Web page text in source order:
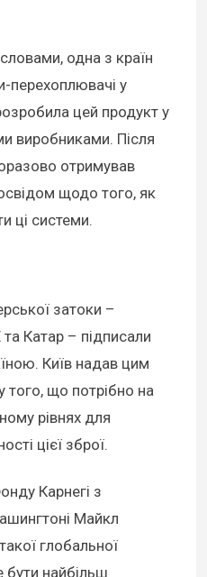
одна з країн
перехоплювачі у
цей продукт у
виробниками. Після
отримував
щодо того, як
ці системи.
затоки –
Катар – підписали
Київ надав цим
того, що потрібно на
рівнях для
цієї зброї.
Карнегі з
Майкл
глобальної
бути найбільш